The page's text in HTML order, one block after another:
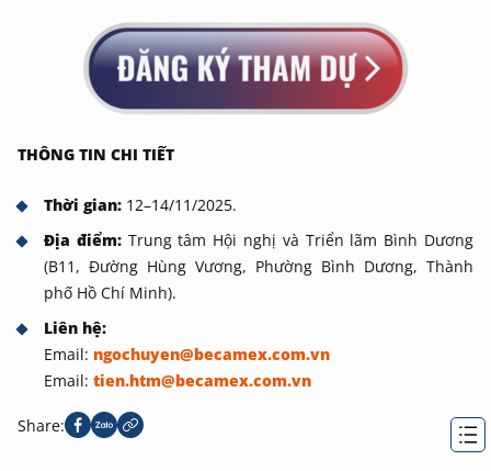
THÔNG TIN CHI TIẾT
Thời gian: 12–14/11/2025.
Địa điểm:Trung tâm Hội nghị và Triển lãm Bình Dương
(B11, Đường Hùng Vương, Phường Bình Dương, Thành
phố Hồ Chí Minh).
Liên hệ:
Email: ngochuyen@becamex.com.vn
Email: tien.htm@becamex.com.vn
Share: